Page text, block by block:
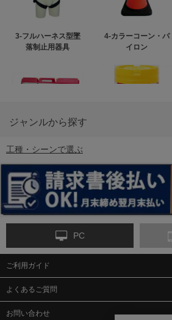
3-フルハーネス型墜
落制止用器具
4-カラーコーン・パ
イロン
6-矢印板/LED矢印板
9-点字マット・タイ
ジャンルから探す
工種・シーンで選ぶ
PC
ご利用ガイド
よくあるご質問
お問い合わせ